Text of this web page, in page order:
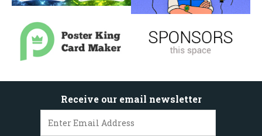
Receive our email newsletter